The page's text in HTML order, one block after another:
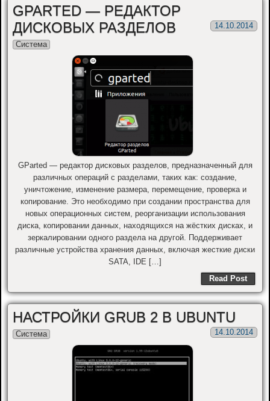
GPARTED — РЕДАКТОР
ДИСКОВЫХ РАЗДЕЛОВ
14.10.2014
Система
GParted — редактор дисковых разделов, предназначенный для
различных операций с разделами, таких как: создание,
уничтожение, изменение размера, перемещение, проверка и
копирование. Это необходимо при создании пространства для
новых операционных систем, реорганизации использования
диска, копировании данных, находящихся на жёстких дисках, и
зеркалировании одного раздела на другой. Поддерживает
различные устройства хранения данных, включая жесткие диски
SATA, IDE […]
Read Post
НАСТРОЙКИ GRUB 2 В UBUNTU
14.10.2014
Система